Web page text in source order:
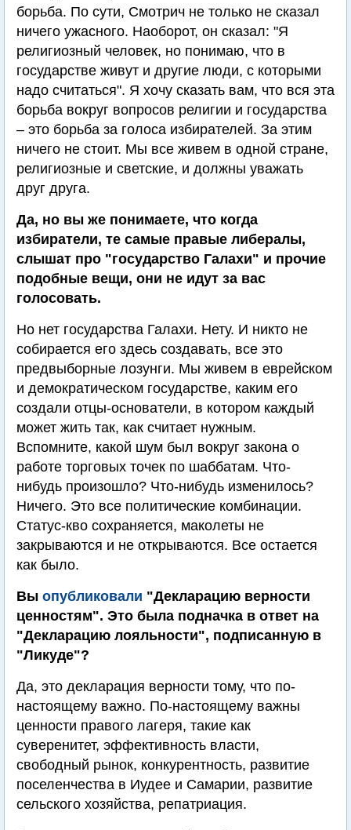
борьба. По сути, Смотрич не только не сказал
ничего ужасного. Наоборот, он сказал: "Я
религиозный человек, но понимаю, что в
государстве живут и другие люди, с которыми
надо считаться". Я хочу сказать вам, что вся эта
борьба вокруг вопросов религии и государства
– это борьба за голоса избирателей. За этим
ничего не стоит. Мы все живем в одной стране,
религиозные и светские, и должны уважать
друг друга.
Да, но вы же понимаете, что когда
избиратели, те самые правые либералы,
слышат про "государство Галахи" и прочие
подобные вещи, они не идут за вас
голосовать.
Но нет государства Галахи. Нету. И никто не
собирается его здесь создавать, все это
предвыборные лозунги. Мы живем в еврейском
и демократическом государстве, каким его
создали отцы-основатели, в котором каждый
может жить так, как считает нужным.
Вспомните, какой шум был вокруг закона о
работе торговых точек по шаббатам. Что-
нибудь произошло? Что-нибудь изменилось?
Ничего. Это все политические комбинации.
Статус-кво сохраняется, маколеты не
закрываются и не открываются. Все остается
как было.
Вы опубликовали "Декларацию верности
ценностям". Это была подначка в ответ на
"Декларацию лояльности", подписанную в
"Ликуде"?
Да, это декларация верности тому, что по-
настоящему важно. По-настоящему важны
ценности правого лагеря, такие как
суверенитет, эффективность власти,
свободный рынок, конкурентность, развитие
поселенчества в Иудее и Самарии, развитие
сельского хозяйства, репатриация.